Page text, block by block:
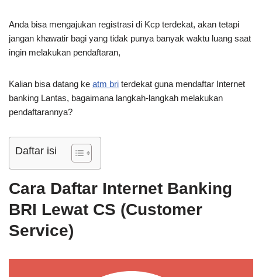
Anda bisa mengajukan registrasi di Kcp terdekat, akan tetapi
jangan khawatir bagi yang tidak punya banyak waktu luang saat
ingin melakukan pendaftaran,
Kalian bisa datang ke atm bri terdekat guna mendaftar Internet
banking Lantas, bagaimana langkah-langkah melakukan
pendaftarannya?
Daftar isi
Cara Daftar Internet Banking
BRI Lewat CS (Customer
Service)